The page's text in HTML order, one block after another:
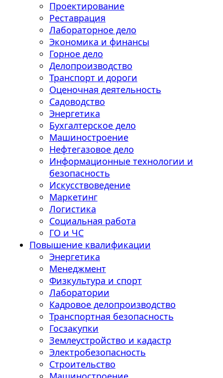
Проектирование
Реставрация
Лабораторное дело
Экономика и финансы
Горное дело
Делопроизводство
Транспорт и дороги
Оценочная деятельность
Садоводство
Энергетика
Бухгалтерское дело
Машиностроение
Нефтегазовое дело
Информационные технологии и
безопасность
Искусствоведение
Маркетинг
Логистика
Социальная работа
ГО и ЧС
Повышение квалификации
Энергетика
Менеджмент
Физкультура и спорт
Лаборатории
Кадровое делопроизводство
Транспортная безопасность
Госзакупки
Землеустройство и кадастр
Электробезопасность
Строительство